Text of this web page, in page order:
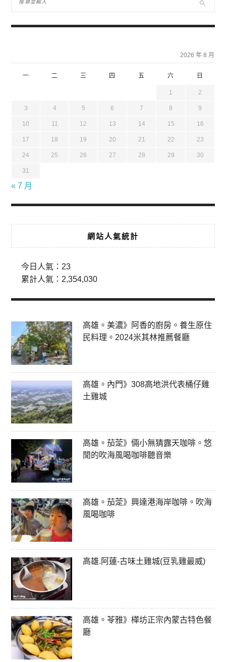
2026 年 8 月
一 二 三 四 五 六 日
1 2
3 4 5 6 7 8 9
10 11 12 13 14 15 16
17 18 19 20 21 22 23
24 25 26 27 28 29 30
31
« 7 月
網站人氣統計
今日人氣： 23
累計人氣： 2,354,030
高雄。美濃》阿香的廚房。養生原住
民料理。2024米其林推薦餐廳
高雄。內門》308高地洪代表桶仔雞
土雞城
高雄。茄萣》倆小無猜露天咖啡。悠
閒的吹海風喝咖啡聽音樂
高雄。茄萣》興達港海岸咖啡。吹海
風喝咖啡
高雄.阿蓮-古味土雞城(豆乳雞最威)
高雄。苓雅》樺坊正宗內蒙古特色餐
廳